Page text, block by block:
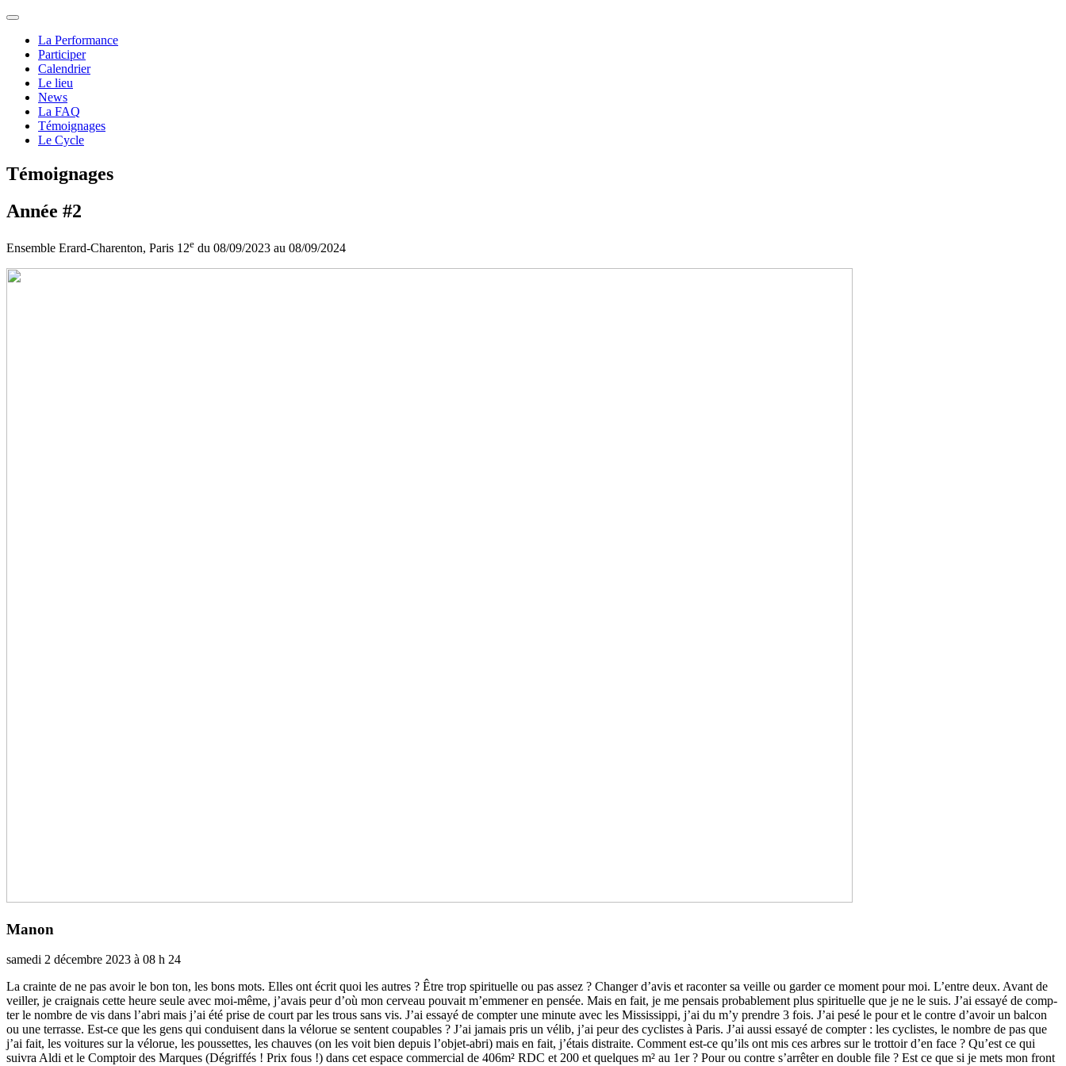
La Performance
Participer
Calendrier
Le lieu
News
La FAQ
Témoignages
Le Cycle
Témoignages
Année #2
Ensemble Erard-Charenton, Paris 12e du 08/09/2023 au 08/09/2024
Manon
samedi 2 décembre 2023 à 08 h 24
La crainte de ne pas avoir le bon ton, les bons mots. Elles ont écrit quoi les autres ? Être trop spi­ri­tuelle ou pas assez ? Changer d’avis et raconter sa veille ou garder ce moment pour moi. L’entre deux. Avant de
veiller, je crai­gnais cette heure seule avec moi-même, j’avais peur d’où mon cer­veau pou­vait m’emme­ner en pensée. Mais en fait, je me pen­sais pro­ba­ble­ment plus spi­ri­tuelle que je ne le suis. J’ai essayé de comp­
ter le nombre de vis dans l’abri mais j’ai été prise de court par les trous sans vis. J’ai essayé de comp­ter une minute avec les Mississippi, j’ai du m’y pren­dre 3 fois. J’ai pesé le pour et le contre d’avoir un balcon
ou une ter­rasse. Est-ce que les gens qui condui­sent dans la vélo­rue se sen­tent cou­pa­bles ? J’ai jamais pris un vélib, j’ai peur des cyclis­tes à Paris. J’ai aussi essayé de comp­ter : les cyclis­tes, le nombre de pas que
j’ai fait, les voi­tu­res sur la vélo­rue, les pous­set­tes, les chau­ves (on les voit bien depuis l’objet-abri) mais en fait, j’étais dis­traite. Comment est-ce qu’ils ont mis ces arbres sur le trot­toir d’en face ? Qu’est ce qui
suivra Aldi et le Comptoir des Marques (Dégriffés ! Prix fous !) dans cet espace com­mer­cial de 406m² RDC et 200 et quel­ques m² au 1er ? Pour ou contre s’arrê­ter en double file ? Est ce que si je mets mon front